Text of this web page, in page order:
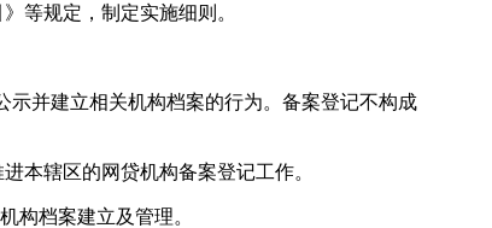
等规定，制定实施细则。
并建立相关机构档案的行为。备案登记不构成
本辖区的网贷机构备案登记工作。
档案建立及管理。